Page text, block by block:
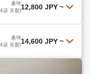
총액
금 포함)12,800 JPY ~
ホホtelded購入
車場無料&JR徒歩3
총액
금 포함)14,600 JPY ~
마쿠노우치 도시락(2